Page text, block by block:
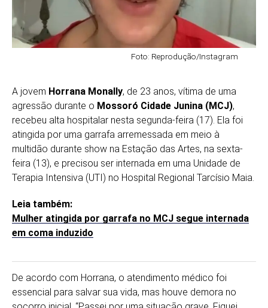
Foto: Reprodução/Instagram
A jovem Horrana Monally, de 23 anos, vítima de uma
agressão durante o Mossoró Cidade Junina (MCJ),
recebeu alta hospitalar nesta segunda-feira (17). Ela foi
atingida por uma garrafa arremessada em meio à
multidão durante show na Estação das Artes, na sexta-
feira (13), e precisou ser internada em uma Unidade de
Terapia Intensiva (UTI) no Hospital Regional Tarcísio Maia.
Leia também:
Mulher atingida por garrafa no MCJ segue internada
em coma induzido
De acordo com Horrana, o atendimento médico foi
essencial para salvar sua vida, mas houve demora no